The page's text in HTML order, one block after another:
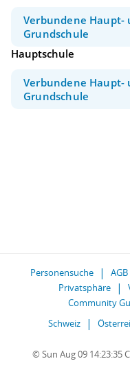
Verbundene Haupt-
Grundschule
Hauptschule
Verbundene Haupt-
Grundschule
Personensuche AGB
Privatsphäre
Community
Schweiz
© Sun Aug 09 14:23:35